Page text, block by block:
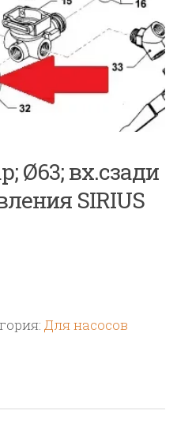
Ø63; вх.сзади
SIRIUS
Для насосов